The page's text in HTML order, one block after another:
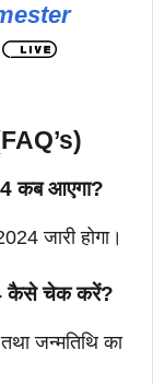
कब आएगा?
जारी होगा।
कैसे चेक करें?
जन्मतिथि का